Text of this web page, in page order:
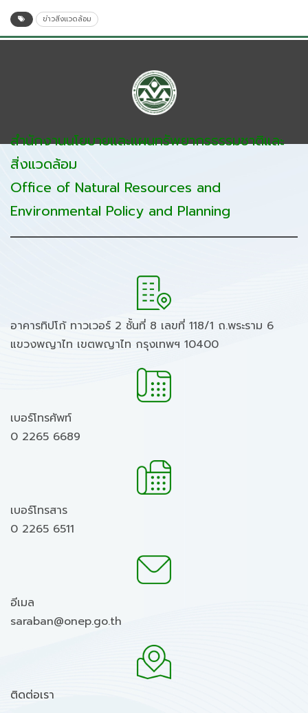
ข่าวสิ่งแวดล้อม
สำนักงานนโยบายและแผนทรัพยากรธรรมชาติและ
สิ่งแวดล้อม
Office of Natural Resources and
Environmental Policy and Planning
อาคารทิปโก้ ทาวเวอร์ 2 ชั้นที่ 8 เลขที่ 118/1 ถ.พระราม 6
แขวงพญาไท เขตพญาไท กรุงเทพฯ 10400
เบอร์โทรศัพท์
0 2265 6689
เบอร์โทรสาร
0 2265 6511
อีเมล
saraban@onep.go.th
ติดต่อเรา